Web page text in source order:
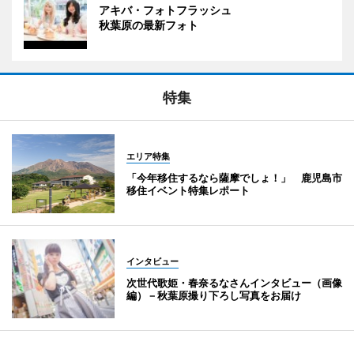
アキバ・フォトフラッシュ
秋葉原の最新フォト
特集
エリア特集
「今年移住するなら薩摩でしょ！」 鹿児島市
移住イベント特集レポート
インタビュー
次世代歌姫・春奈るなさんインタビュー（画像
編）－秋葉原撮り下ろし写真をお届け